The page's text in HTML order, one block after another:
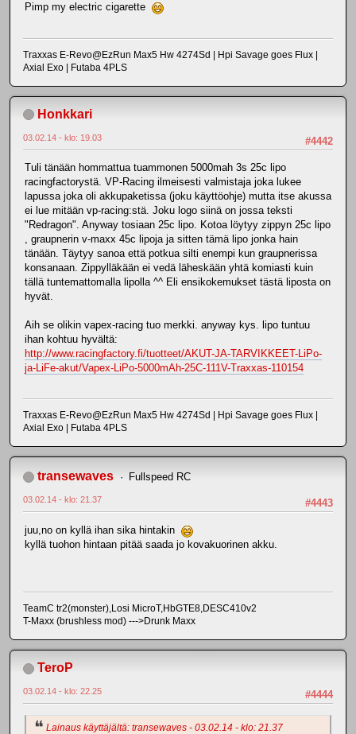
Pimp my electric cigarette
Traxxas E-Revo@EzRun Max5 Hw 4274Sd | Hpi Savage goes Flux |
Axial Exo | Futaba 4PLS
Honkkari
#4442
03.02.14 - klo: 19.03
Tuli tänään hommattua tuammonen 5000mah 3s 25c lipo
racingfactorystä. VP-Racing ilmeisesti valmistaja joka lukee
lapussa joka oli akkupaketissa (joku käyttöohje) mutta itse akussa
ei lue mitään vp-racing:stä. Joku logo siinä on jossa teksti
"Redragon". Anyway tosiaan 25c lipo. Kotoa löytyy zippyn 25c lipo
, graupnerin v-maxx 45c lipoja ja sitten tämä lipo jonka hain
tänään. Täytyy sanoa että potkua silti enempi kun graupnerissa
konsanaan. Zippylläkään ei vedä läheskään yhtä komiasti kuin
tällä tuntemattomalla lipolla ^^ Eli ensikokemukset tästä liposta on
hyvät.
Aih se olikin vapex-racing tuo merkki. anyway kys. lipo tuntuu
ihan kohtuu hyvältä:
http://www.racingfactory.fi/tuotteet/AKUT-JA-TARVIKKEET-LiPo-
ja-LiFe-akut/Vapex-LiPo-5000mAh-25C-111V-Traxxas-110154
Traxxas E-Revo@EzRun Max5 Hw 4274Sd | Hpi Savage goes Flux |
Axial Exo | Futaba 4PLS
transewaves Fullspeed RC
#4443
03.02.14 - klo: 21.37
juu,no on kyllä ihan sika hintakin
kyllä tuohon hintaan pitää saada jo kovakuorinen akku.
TeamC tr2(monster),Losi MicroT,HbGTE8,DESC410v2
T-Maxx (brushless mod) --->Drunk Maxx
TeroP
#4444
03.02.14 - klo: 22.25
Lainaus käyttäjältä: transewaves - 03.02.14 - klo: 21.37